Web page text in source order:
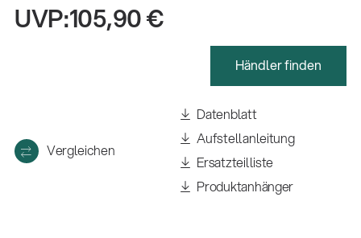
UVP:105,90 €
Händler finden
Vergleichen
Datenblatt
Aufstellanleitung
Ersatzteilliste
Produktanhänger